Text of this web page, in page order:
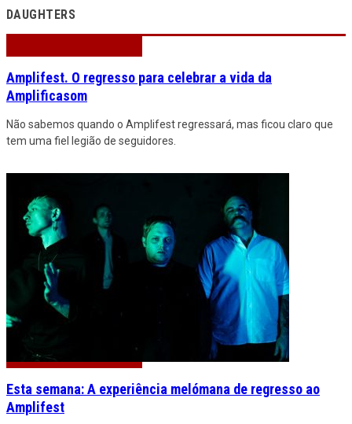
DAUGHTERS
Amplifest. O regresso para celebrar a vida da
Amplificasom
Não sabemos quando o Amplifest regressará, mas ficou claro que
tem uma fiel legião de seguidores.
Esta semana: A experiência melómana de regresso ao
Amplifest